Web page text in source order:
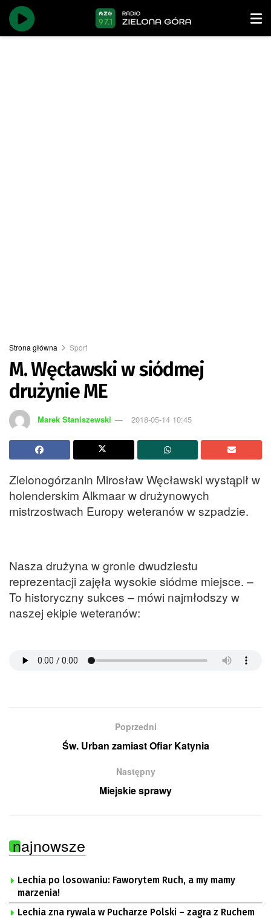
Strona główna Sport
M. Węcławski w siódmej
drużynie ME
Marek Staniszewski 2018-05-14 10:45
Zielonogórzanin Mirosław Węcławski wystąpił w
holenderskim Alkmaar w drużynowych
mistrzostwach Europy weteranów w szpadzie.
Nasza drużyna w gronie dwudziestu
reprezentacji zajęła wysokie siódme miejsce. –
To historyczny sukces – mówi najmłodszy w
naszej ekipie weteranów:
Poprzedni
Św. Urban zamiast Ofiar Katynia
Następny
Miejskie sprawy
najnowsze
Lechia po losowaniu: Faworytem Ruch, a my mamy
marzenia!
Lechia zna rywala w Pucharze Polski – zagra z Ruchem